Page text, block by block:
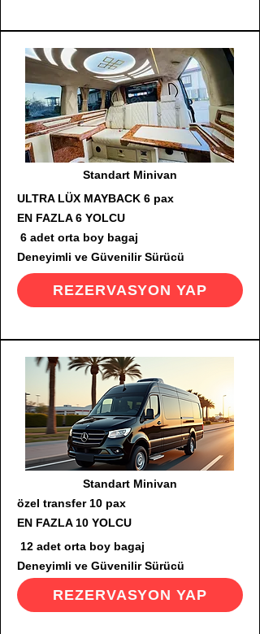
Standart Minivan
ULTRA LÜX MAYBACK 6 pax
EN FAZLA 6 YOLCU
6 adet orta boy bagaj
Deneyimli ve Güvenilir Sürücü
REZERVASYON YAP
Standart Minivan
özel transfer 10 pax
EN FAZLA 10 YOLCU
12 adet orta boy bagaj
Deneyimli ve Güvenilir Sürücü
REZERVASYON YAP